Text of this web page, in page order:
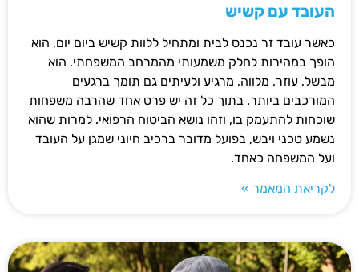
העובד עם קשיש
כאשר עובד זר נכנס לבית ומתחיל ללוות קשיש ביום יום, הוא
הופך במהירות לחלק משמעותי מהמרחב המשפחתי. הוא
מבשל, עוזר, מלווה, מרגיע ולעיתים גם תומך ברגעים
המורכבים ביותר. בתוך כל זה יש פרט אחד שהרבה משפחות
שוכחות להתעמק בו, וזהו נושא הביטוח הרפואי. למרות שהוא
נשמע טכני ויבש, בפועל מדובר ברכיב חיוני שמגן על העובד
ועל המשפחה כאחד.
לקריאת המאמר »